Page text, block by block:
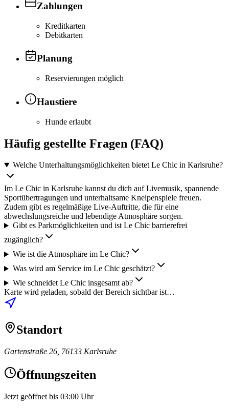
Zahlungen
Kreditkarten
Debitkarten
Planung
Reservierungen möglich
Haustiere
Hunde erlaubt
Häufig gestellte Fragen (FAQ)
Welche Unterhaltungsmöglichkeiten bietet Le Chic in Karlsruhe?
Im Le Chic in Karlsruhe kannst du dich auf Livemusik, spannende
Sportübertragungen und unterhaltsame Kneipenspiele freuen.
Zudem gibt es regelmäßige Live-Auftritte, die für eine
abwechslungsreiche und lebendige Atmosphäre sorgen.
Gibt es Parkmöglichkeiten und ist Le Chic barrierefrei
zugänglich?
Wie ist die Atmosphäre im Le Chic?
Was wird am Service im Le Chic geschätzt?
Wie schneidet Le Chic insgesamt ab?
Karte wird geladen, sobald der Bereich sichtbar ist…
Standort
Gartenstraße 26, 76133 Karlsruhe
Öffnungszeiten
Jetzt geöffnet bis 03:00 Uhr